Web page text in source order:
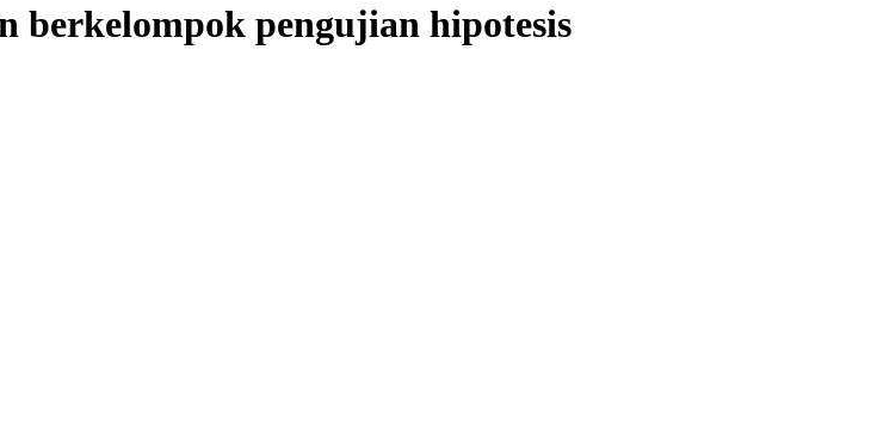
berkelompok pengujian hipotesis